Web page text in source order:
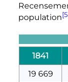
population
1841
19 669